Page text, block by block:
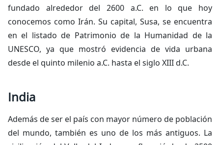
fundado alrededor del 2600 a.C. en lo que hoy
conocemos como Irán. Su capital, Susa, se encuentra
en el listado de Patrimonio de la Humanidad de la
UNESCO, ya que mostró evidencia de vida urbana
desde el quinto milenio a.C. hasta el siglo XIII d.C.
India
Además de ser el país con mayor número de población
del mundo, también es uno de los más antiguos. La